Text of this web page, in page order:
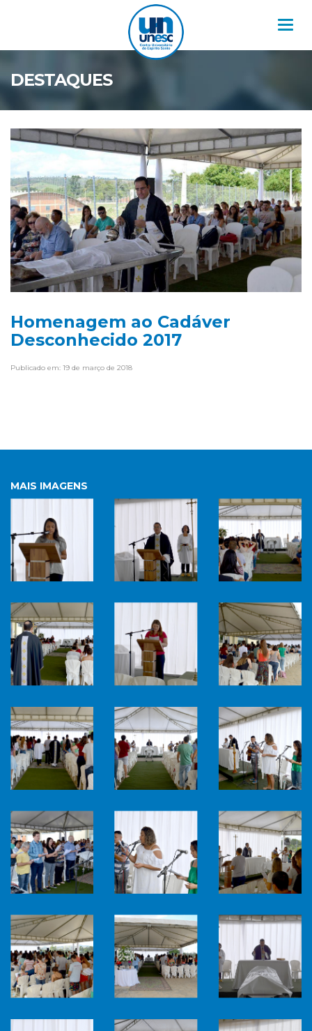
DESTAQUES
Homenagem ao Cadáver
Desconhecido 2017
Publicado em: 19 de março de 2018
MAIS IMAGENS